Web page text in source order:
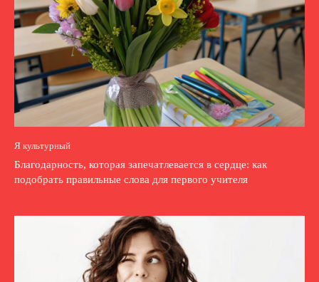
Я культурный
Благодарность, которая запечатлевается в сердце: как
подобрать правильные слова для первого учителя